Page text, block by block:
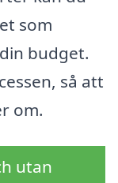
som
budget.
så att
om.
utan